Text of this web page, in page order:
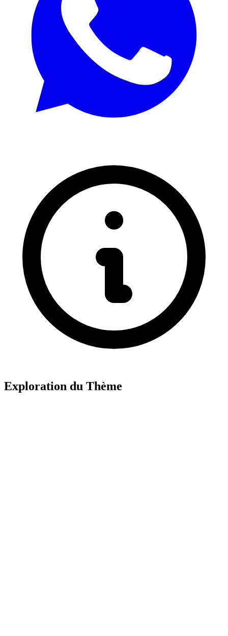
Exploration du Thème